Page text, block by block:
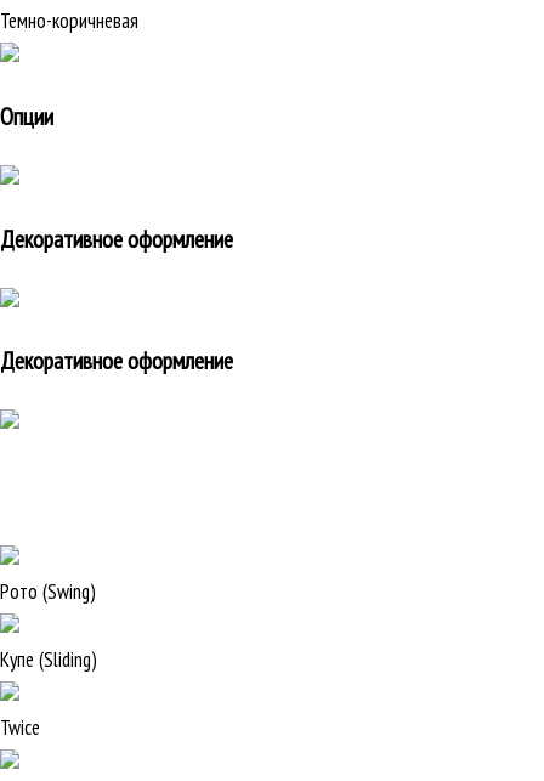
Темно-коричневая
Опции
Декоративное оформление
Декоративное оформление
Рото (Swing)
Купе (Sliding)
Twice